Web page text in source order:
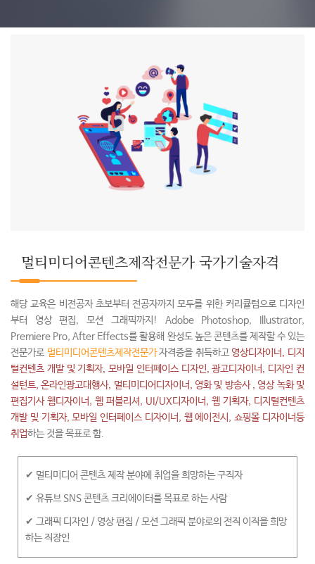
멀티미디어콘텐츠제작전문가 국가기술자격
해당 교육은 비전공자 초보부터 전공자까지 모두를 위한 커리큘럼으로 디자인
부터 영상 편집, 모션 그래픽까지! Adobe Photoshop, Illustrator,
Premiere Pro, After Effects를 활용해 완성도 높은 콘텐츠를 제작할 수 있는
전문가로멀티미디어콘텐츠제작전문가자격증을 취득하고영상디자이너, 디지
털컨텐츠 개발 및 기획자, 모바일 인터페이스 디자인, 광고디자이너, 디자인 컨
설턴트, 온라인광고대행사, 멀티미디어디자이너, 영화 및 방송사 , 영상 녹화 및
편집기사 웹디자이너, 웹 퍼블리셔, UI/UX디자이너, 웹 기획자, 디지털컨텐츠
개발 및 기획자, 모바일 인터페이스 디자이너, 웹 에이전시, 쇼핑몰 디자이너등
취업하는 것을 목표로 함.
✔ 멀티미디어 콘텐츠 제작 분야에 취업을 희망하는 구직자
✔ 유튜브 SNS 콘텐츠 크리에이터를 목표로 하는 사람
✔ 그래픽 디자인 / 영상 편집 / 모션 그래픽 분야로의 전직 이직을 희망
하는 직장인